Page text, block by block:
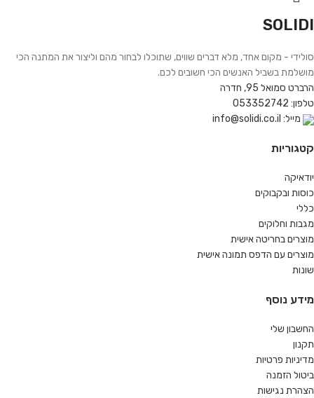
SOLIDI
סולידי - מקום אחד, מלא דברים שווים, שתוכלו לבחור מהם וליצור את המתנה הכי
מושלמת בשביל האנשים הכי חשובים לכם.
הרברט סמואל 95, חדרה
טלפון: 053352742
מייל: info@solidi.co.il
קטגוריות
יודאיקה
כוסות ובקבוקים
כללי
מגבות וחלוקים
מוצרים בחריטה אישית
מוצרים עם הדפס תמונה אישית
שונות
מידע נוסף
החשבון שלי
תקנון
מדיניות פרטיות
ביטול הזמנה
הצהרת נגישות